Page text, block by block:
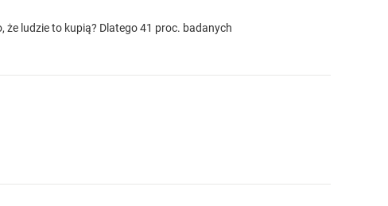
że ludzie to kupią? Dlatego 41 proc. badanych